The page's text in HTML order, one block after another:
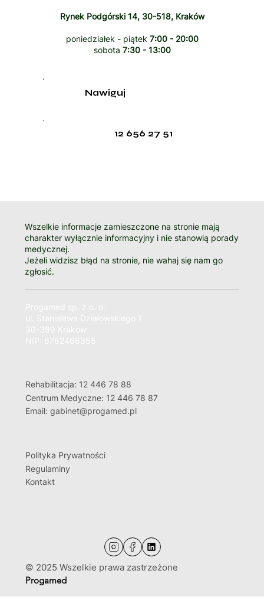
Rynek Podgórski 14, 30-518, Kraków
poniedziałek - piątek 7:00 - 20:00
sobota 7:30 - 13:00
12 656 27 51
Nawiguj
Wszelkie informacje zamieszczone na stronie mają
charakter wyłącznie informacyjny i nie stanowią porady
medycznej.
Jeżeli widzisz błąd na stronie, nie wahaj się nam go
zgłosić.
Rehabilitacja: 12 446 78 88
Centrum Medyczne: 12 446 78 87
Email: gabinet@progamed.pl
© 2025 Wszelkie prawa zastrzeżone
Progamed
Polityka Prywatności
Regulaminy
Kontakt